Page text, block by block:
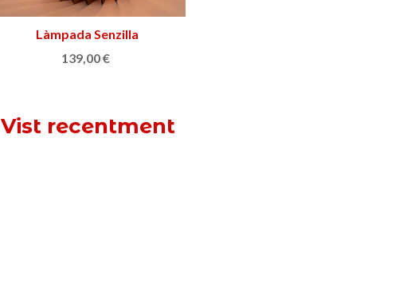
Vist recentment